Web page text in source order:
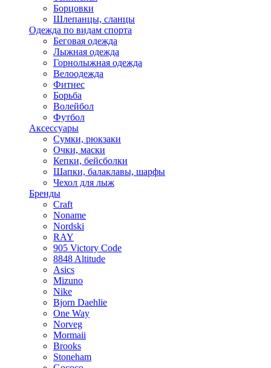
Борцовки
Шлепанцы, сланцы
Одежда по видам спорта
Беговая одежда
Лыжная одежда
Горнолыжная одежда
Велоодежда
Фитнес
Борьба
Волейбол
Футбол
Аксессуары
Сумки, рюкзаки
Очки, маски
Кепки, бейсболки
Шапки, балаклавы, шарфы
Чехол для лыж
Бренды
Craft
Noname
Nordski
RAY
905 Victory Code
8848 Altitude
Asics
Mizuno
Nike
Bjorn Daehlie
One Way
Norveg
Mormaii
Brooks
Stoneham